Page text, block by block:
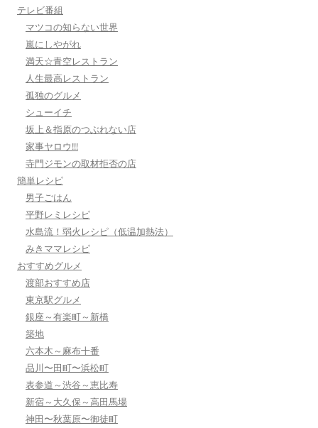
テレビ番組
マツコの知らない世界
嵐にしやがれ
満天☆青空レストラン
人生最高レストラン
孤独のグルメ
シューイチ
坂上＆指原のつぶれない店
家事ヤロウ!!!
寺門ジモンの取材拒否の店
簡単レシピ
男子ごはん
平野レミレシピ
水島流！弱火レシピ（低温加熱法）
みきママレシピ
おすすめグルメ
渡部おすすめ店
東京駅グルメ
銀座～有楽町～新橋
築地
六本木～麻布十番
品川〜田町〜浜松町
表参道～渋谷～恵比寿
新宿～大久保～高田馬場
神田〜秋葉原〜御徒町